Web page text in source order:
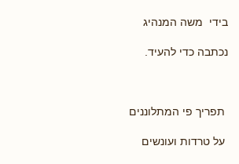
בידי משה המנהיג
נכתבה כדי להעיד.
תפריך פי המתלוננים
על טרדות ועונשים